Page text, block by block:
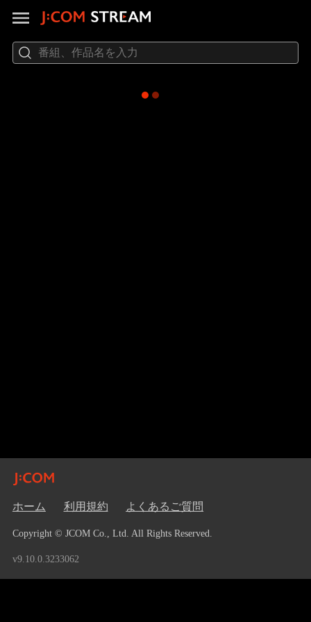
ホーム 利用規約 よくあるご質問
Copyright © JCOM Co., Ltd. All Rights Reserved.
v9.10.0.3233062